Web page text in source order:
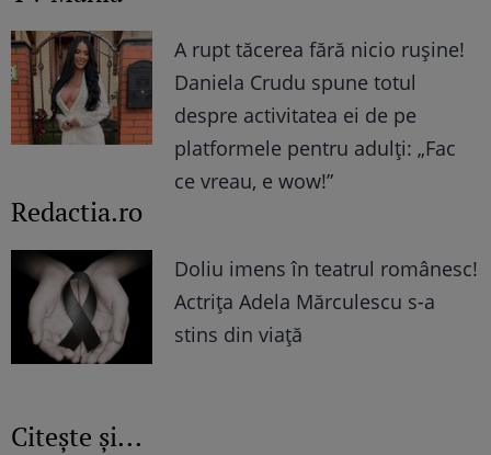
A rupt tăcerea fără nicio rușine!
Daniela Crudu spune totul
despre activitatea ei de pe
platformele pentru adulți: „Fac
ce vreau, e wow!”
Redactia.ro
Doliu imens în teatrul românesc!
Actrița Adela Mărculescu s-a
stins din viață
Citește și...